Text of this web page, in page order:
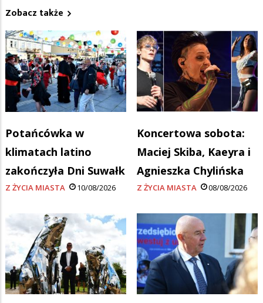
Zobacz także
Potańcówka w
klimatach latino
zakończyła Dni Suwałk
Z ŻYCIA MIASTA 10/08/2026
Koncertowa sobota:
Maciej Skiba, Kaeyra i
Agnieszka Chylińska
Z ŻYCIA MIASTA 08/08/2026